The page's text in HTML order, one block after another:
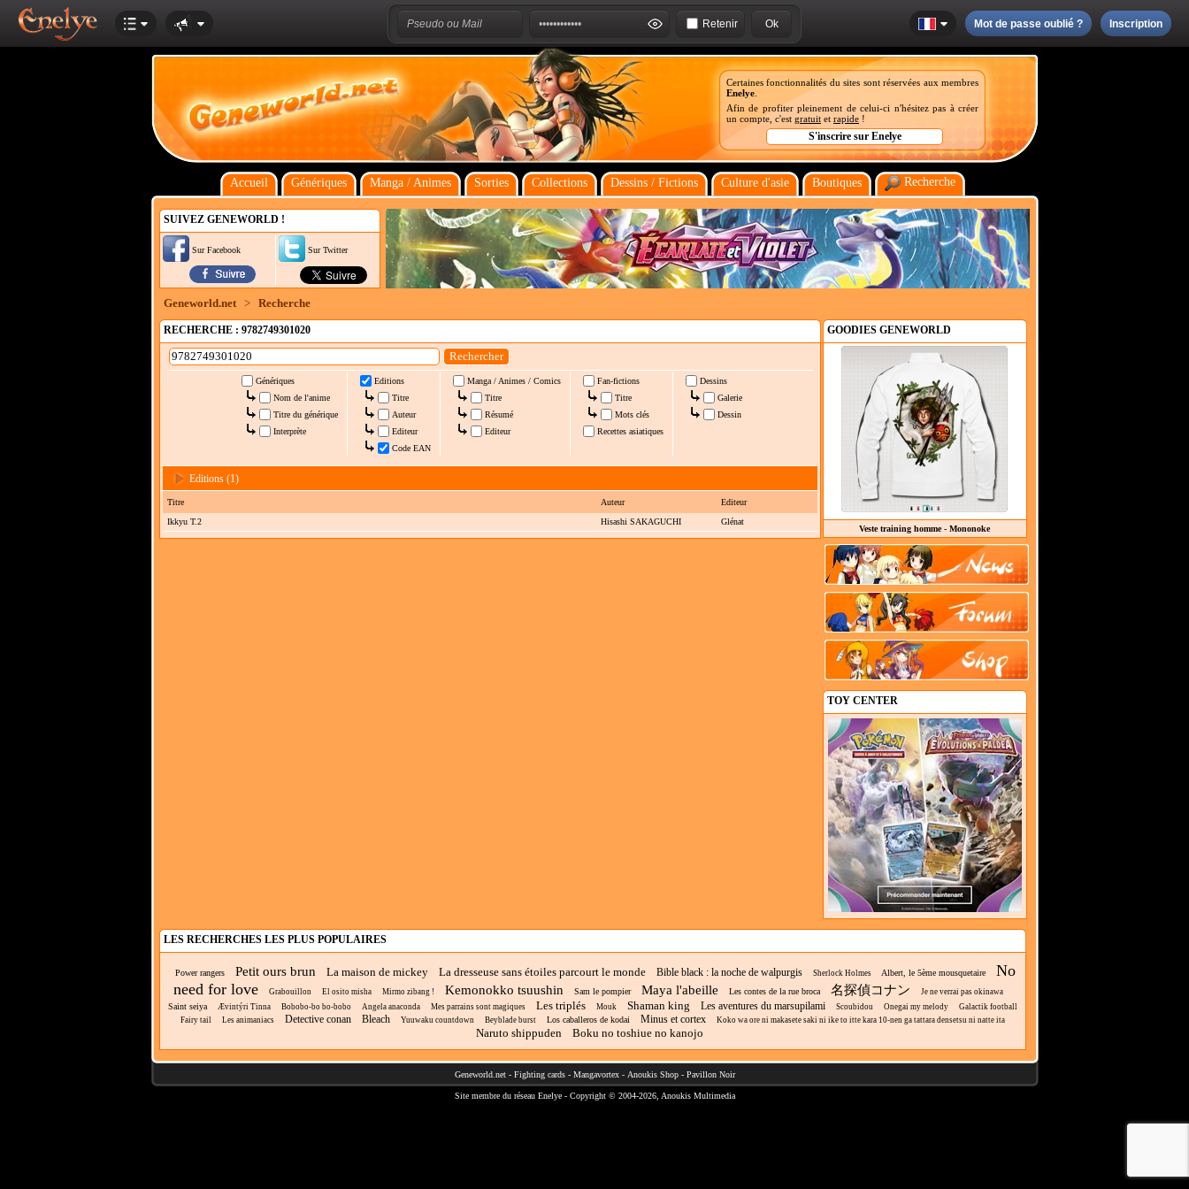
Retenir Mot de passe oublié ? Inscription
Certaines fonctionnalités du sites sont réservées aux membres
Enelye
Afin de profiter pleinement de celui-ci n'hésitez pas à créer
un compte, c'est gratuit et rapide !
Accueil Génériques Manga / Animes Sorties Collections Dessins / Fictions Culture d'asie Boutiques Recherche
SUIVEZ GENEWORLD !
Sur Facebook Sur Twitter
Geneworld.net > Recherche
RECHERCHE : 9782749301020
Génériques
Nom de l'anime
Titre du générique
Interprète
Editions
Titre
Auteur
Editeur
Code EAN
Manga / Animes / Comics
Titre
Résumé
Editeur
Fan-fictions
Titre
Mots clés
Recettes asiatiques
Dessins
Galerie
Dessin
Editions (1)
Titre Auteur
Editeur
Ikkyu T.2
Hisashi SAKAGUCHI Glénat
GOODIES GENEWORLD
Veste training homme - Mononoke
TOY CENTER
LES RECHERCHES LES PLUS POPULAIRES
Power rangers Petit ours brun La maison de mickey La dresseuse sans étoiles parcourt le monde Bible black : la noche de walpurgis Sherlock Holmes Albert, le 5ème mousquetaire
No
need for love
Grabouillon El osito misha Mirmo zibang ! Kemonokko tsuushin Sam le pompier Maya l'abeille Les contes de la rue broca 名探偵コナン Je ne verrai pas okinawa
Saint seiya Ævintýri Tinna Bobobo-bo bo-bobo Angela anaconda Mes parrains sont magiques Les triplés Mouk Shaman king Les aventures du marsupilami Scoubidou Onegai my melody
Galactik football
Fairy tail
Les animaniacs Detective conan Bleach Yuuwaku countdown Beyblade burst Los caballeros de kodai Minus et cortex Koko wa ore ni makasete saki ni ike to itte kara 10-nen ga tattara densetsu ni natte ita
Naruto shippuden Boku no toshiue no kanojo
Geneworld.net- Fighting cards- Mangavortex- Anoukis Shop- Pavillon Noir
Site membre du réseau Enelye- Copyright © 2004-2026, Anoukis Multimedia